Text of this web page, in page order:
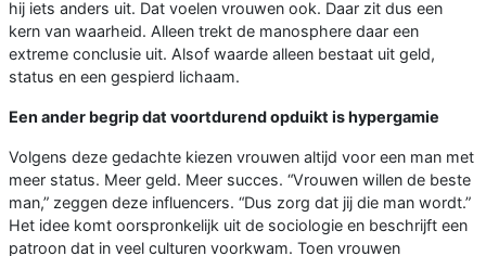
hij iets anders uit. Dat voelen vrouwen ook. Daar zit dus een
kern van waarheid. Alleen trekt de manosphere daar een
extreme conclusie uit. Alsof waarde alleen bestaat uit geld,
status en een gespierd lichaam.
Een ander begrip dat voortdurend opduikt is hypergamie
Volgens deze gedachte kiezen vrouwen altijd voor een man met
meer status. Meer geld. Meer succes. “Vrouwen willen de beste
man,” zeggen deze influencers. “Dus zorg dat jij die man wordt.”
Het idee komt oorspronkelijk uit de sociologie en beschrijft een
patroon dat in veel culturen voorkwam. Toen vrouwen